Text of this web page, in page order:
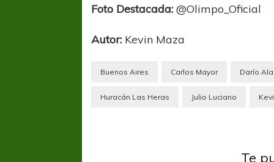
Foto Destacada:@Olimpo_Oficial
Autor: Kevin Maza
Buenos Aires Carlos Mayor Darío
Huracán Las Heras Julio Luciano
Te
A pesar de la derrota Tigre avanzó a
COPA